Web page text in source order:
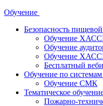
Обучение
Безопасность
Обучение
Обучение
Обучение
Бесплатный
Обучение по
Обучение СМК
Тематическое
Пожарно-